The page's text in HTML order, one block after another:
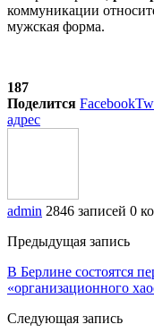
коммуникации
мужская форма.
187
Поделится Facebook
адрес
admin 2846 записей 0
Предыдущая запись
В Берлине состоятся
«организационного
Следующая запись